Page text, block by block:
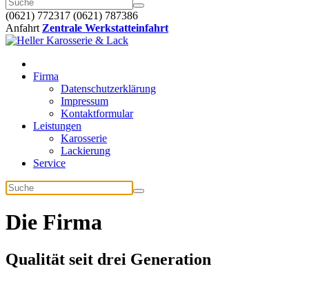
(0621) 772317 (0621) 787386
Anfahrt Zentrale Werkstatteinfahrt
Firma
Datenschutzerklärung
Impressum
Kontaktformular
Leistungen
Karosserie
Lackierung
Service
Die Firma
Qualität seit drei Generation